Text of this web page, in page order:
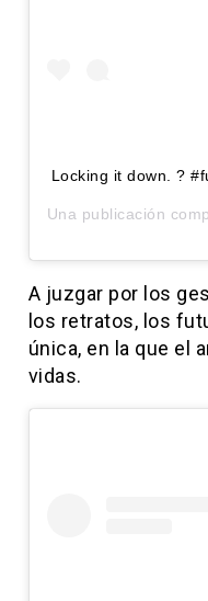
Locking it down. ?
Una publicación
A juzgar por los
los retratos, los
única, en la que el
vidas.